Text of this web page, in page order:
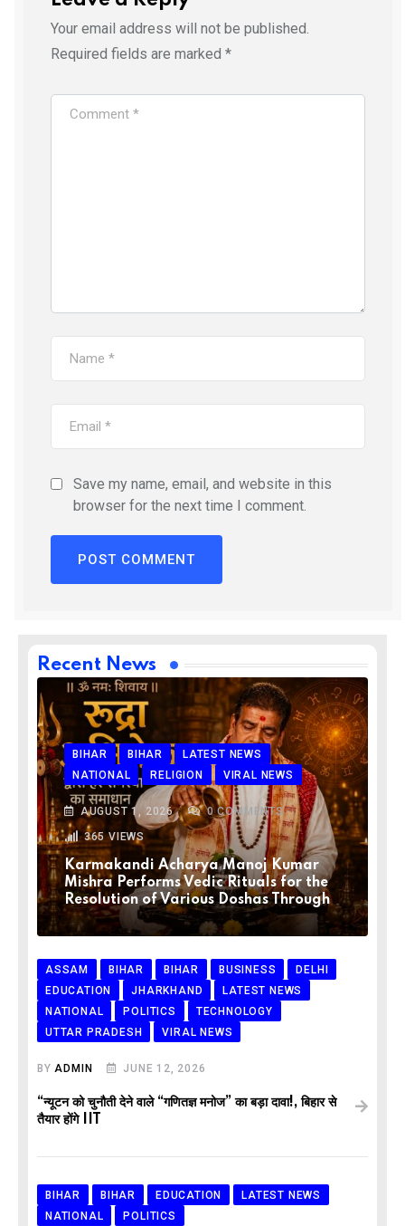
Your email address will not be published.
Required fields are marked *
Save my name, email, and website in this
browser for the next time I comment.
Recent News
BIHAR BIHAR
LATEST NEWS
NATIONAL
RELIGION VIRAL NEWS
AUGUST 1, 2026 0COMMENTS
365VIEWS
Karmakandi Acharya Manoj Kumar
Mishra Performs Vedic Rituals for the
Resolution of Various Doshas Through
ASSAM BIHAR BIHAR BUSINESS
DELHI
EDUCATION
JHARKHAND
LATEST NEWS
NATIONAL
POLITICS
TECHNOLOGY
UTTAR PRADESH
VIRAL NEWS
BYADMIN JUNE 12, 2026
“न्यूटन को चुनौती देने वाले “गणितज्ञ मनोज” का बड़ा दावा!, बिहार से
तैयार होंगे IIT
BIHAR BIHAR EDUCATION
LATEST NEWS
NATIONAL
POLITICS